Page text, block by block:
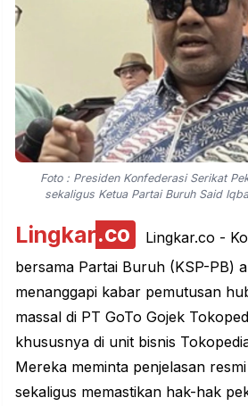
Foto : Presiden Konfederasi Serikat
sekaligus Ketua Partai Buruh Said
Lingkar.co Lingkar.co -
bersama Partai Buruh (KSP-PB)
menanggapi kabar pemutusan
massal di PT GoTo Gojek
khususnya di unit bisnis
Mereka meminta penjelasan
sekaligus memastikan hak-hak